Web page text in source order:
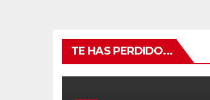
TE HAS PERDIDO...